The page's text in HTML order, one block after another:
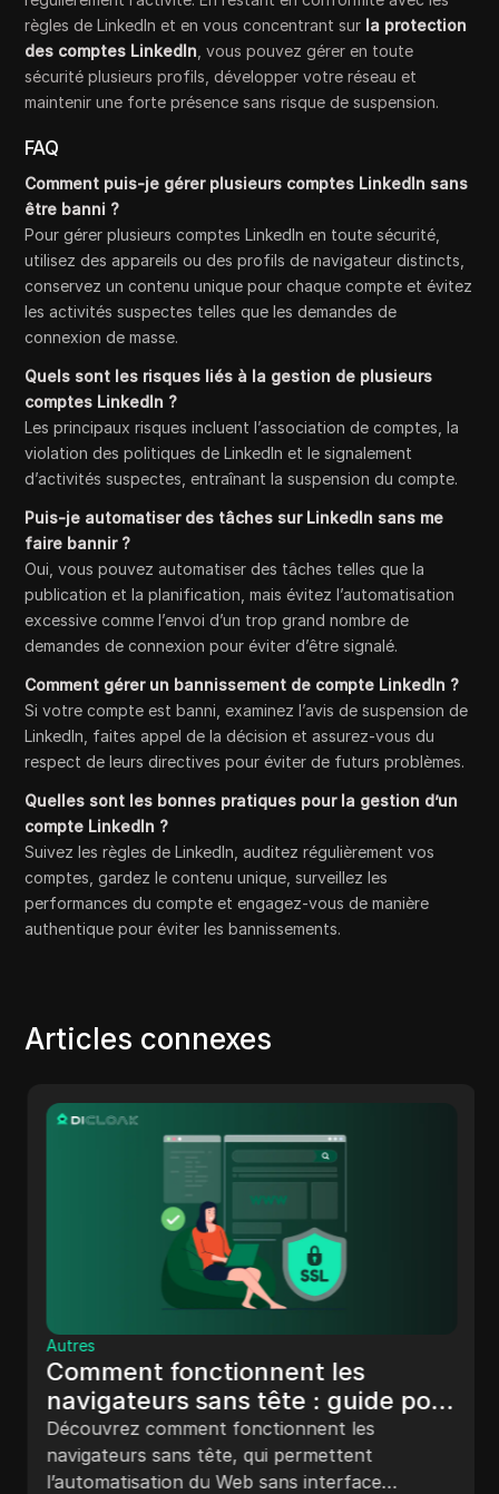
règles de LinkedIn et en vous concentrant sur la protection
des comptes LinkedIn , vous pouvez gérer en toute
sécurité plusieurs profils, développer votre réseau et
maintenir une forte présence sans risque de suspension.
FAQ
Comment puis-je gérer plusieurs comptes LinkedIn sans
être banni ?
Pour gérer plusieurs comptes LinkedIn en toute sécurité,
utilisez des appareils ou des profils de navigateur distincts,
conservez un contenu unique pour chaque compte et évitez
les activités suspectes telles que les demandes de
connexion de masse.
Quels sont les risques liés à la gestion de plusieurs
comptes LinkedIn ?
Les principaux risques incluent l’association de comptes, la
violation des politiques de LinkedIn et le signalement
d’activités suspectes, entraînant la suspension du compte.
Puis-je automatiser des tâches sur LinkedIn sans me
faire bannir ?
Oui, vous pouvez automatiser des tâches telles que la
publication et la planification, mais évitez l’automatisation
excessive comme l’envoi d’un trop grand nombre de
demandes de connexion pour éviter d’être signalé.
Comment gérer un bannissement de compte LinkedIn ?
Si votre compte est banni, examinez l’avis de suspension de
LinkedIn, faites appel de la décision et assurez-vous du
respect de leurs directives pour éviter de futurs problèmes.
Quelles sont les bonnes pratiques pour la gestion d’un
compte LinkedIn ?
Suivez les règles de LinkedIn, auditez régulièrement vos
comptes, gardez le contenu unique, surveillez les
performances du compte et engagez-vous de manière
authentique pour éviter les bannissements.
Articles connexes
Autres
Comment fonctionnent les
navigateurs sans tête : guide pour
réaliser une automatisation sans
interface
Découvrez comment fonctionnent les
navigateurs sans tête, qui permettent
l’automatisation du Web sans interface